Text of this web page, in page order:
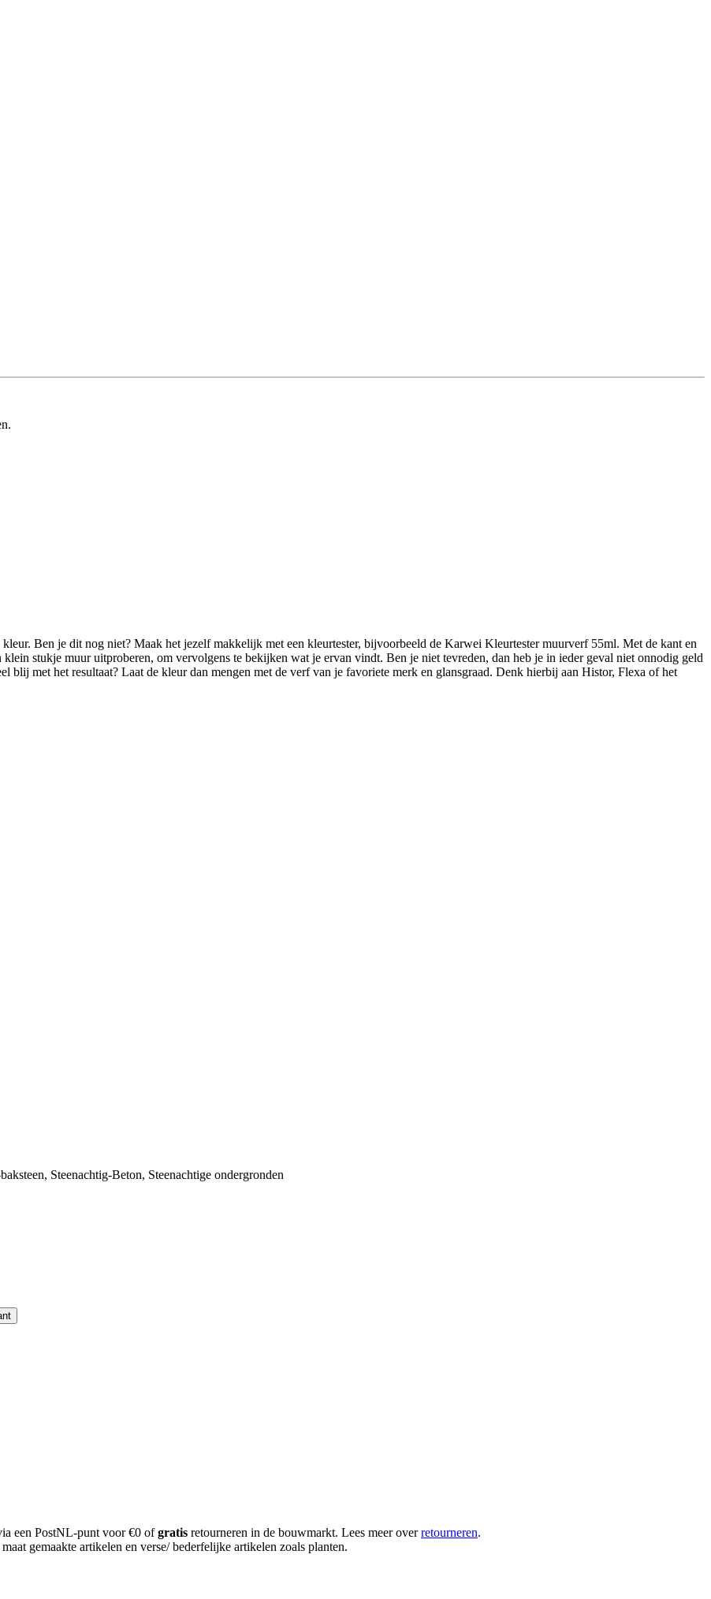
Ben je dit nog niet? Maak het jezelf makkelijk met een kleurtester, bijvoorbeeld de Karwei Kleurtester muurverf 55ml. Met de kant en
stukje muur uitproberen, om vervolgens te bekijken wat je ervan vindt. Ben je niet tevreden, dan heb je in ieder geval niet onnodig geld
blij met het resultaat? Laat de kleur dan mengen met de verf van je favoriete merk en glansgraad. Denk hierbij aan Histor, Flexa of het
, Steenachtig-Beton, Steenachtige ondergronden
een PostNL-punt voor €0 ofgratis retourneren in de bouwmarkt. Lees meer overretourneren.
gemaakte artikelen en verse/ bederfelijke artikelen zoals planten.